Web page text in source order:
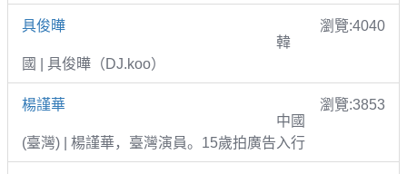
具俊曄
瀏覽:4040
韓
國 | 具俊曄（DJ.koo）
楊謹華
瀏覽:3853
中國
(臺灣) | 楊謹華，臺灣演員。15歲拍廣告入行